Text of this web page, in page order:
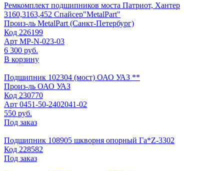
Ремкомплект подшипников моста Патриот, Хантер
3160,3163,452 Спайсер"MetalPart"
Произ-ль MetalPart (Санкт-Петербург)
Код 226199
Арт МР-N-023-03
6 300 руб.
В корзину
Подшипник 102304 (мост) ОАО УАЗ **
Произ-ль ОАО УАЗ
Код 230770
Арт 0451-50-2402041-02
550 руб.
Под заказ
Подшипник 108905 шкворня опорный Га*Z-3302
Код 228582
Под заказ